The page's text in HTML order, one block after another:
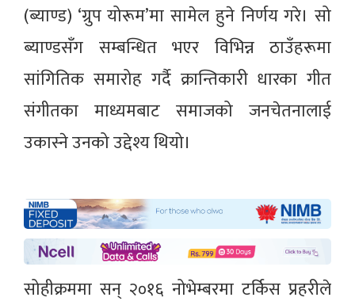
(ब्याण्ड) ‘ग्रुप योरूम’मा सामेल हुने निर्णय गरे। सो
ब्याण्डसँग सम्बन्धित भएर विभिन्न ठाउँहरूमा
सांगितिक समारोह गर्दै क्रान्तिकारी धारका गीत
संग‍ीतका माध्यमबाट समाजको जनचेतनालाई
उकास्ने उनको उद्देश्य थियो।
सोहीक्रममा सन् २०१६ नोभेम्बरमा टर्किस प्रहरीले